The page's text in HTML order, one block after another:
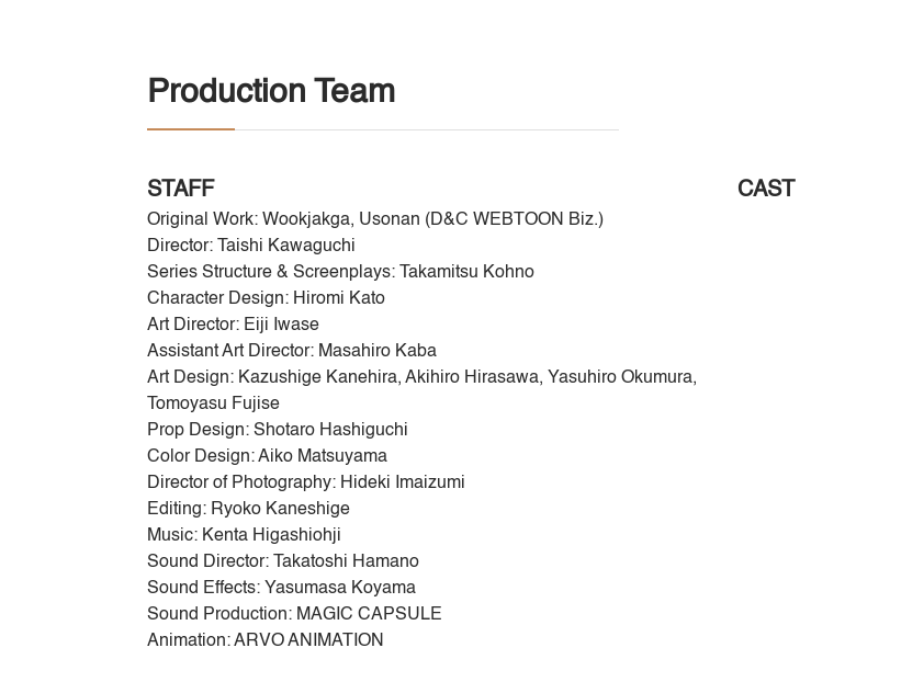
Production Team
STAFF
Original Work: Wookjakga, Usonan (D&C WEBTOON Biz.)
Director: Taishi Kawaguchi
Series Structure & Screenplays: Takamitsu Kohno
Character Design: Hiromi Kato
Art Director: Eiji Iwase
Assistant Art Director: Masahiro Kaba
Art Design: Kazushige Kanehira, Akihiro Hirasawa, Yasuhiro Okumura,
Tomoyasu Fujise
Prop Design: Shotaro Hashiguchi
Color Design: Aiko Matsuyama
Director of Photography: Hideki Imaizumi
Editing: Ryoko Kaneshige
Music: Kenta Higashiohji
Sound Director: Takatoshi Hamano
Sound Effects: Yasumasa Koyama
Sound Production: MAGIC CAPSULE
Animation: ARVO ANIMATION
CAST